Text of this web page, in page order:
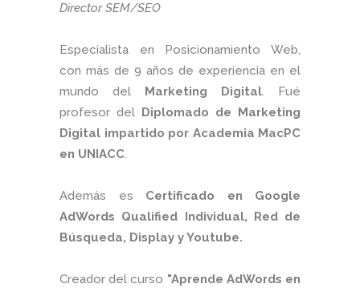
Director SEM/SEO
Especialista en Posicionamiento Web,
con más de 9 años de experiencia en el
mundo del Marketing Digital. Fué
profesor del Diplomado de Marketing
Digital impartido por Academia MacPC
en UNIACC.
Además es Certificado en Google
AdWords Qualified Individual, Red de
Búsqueda, Display y Youtube.
Creador del curso "Aprende AdWords en